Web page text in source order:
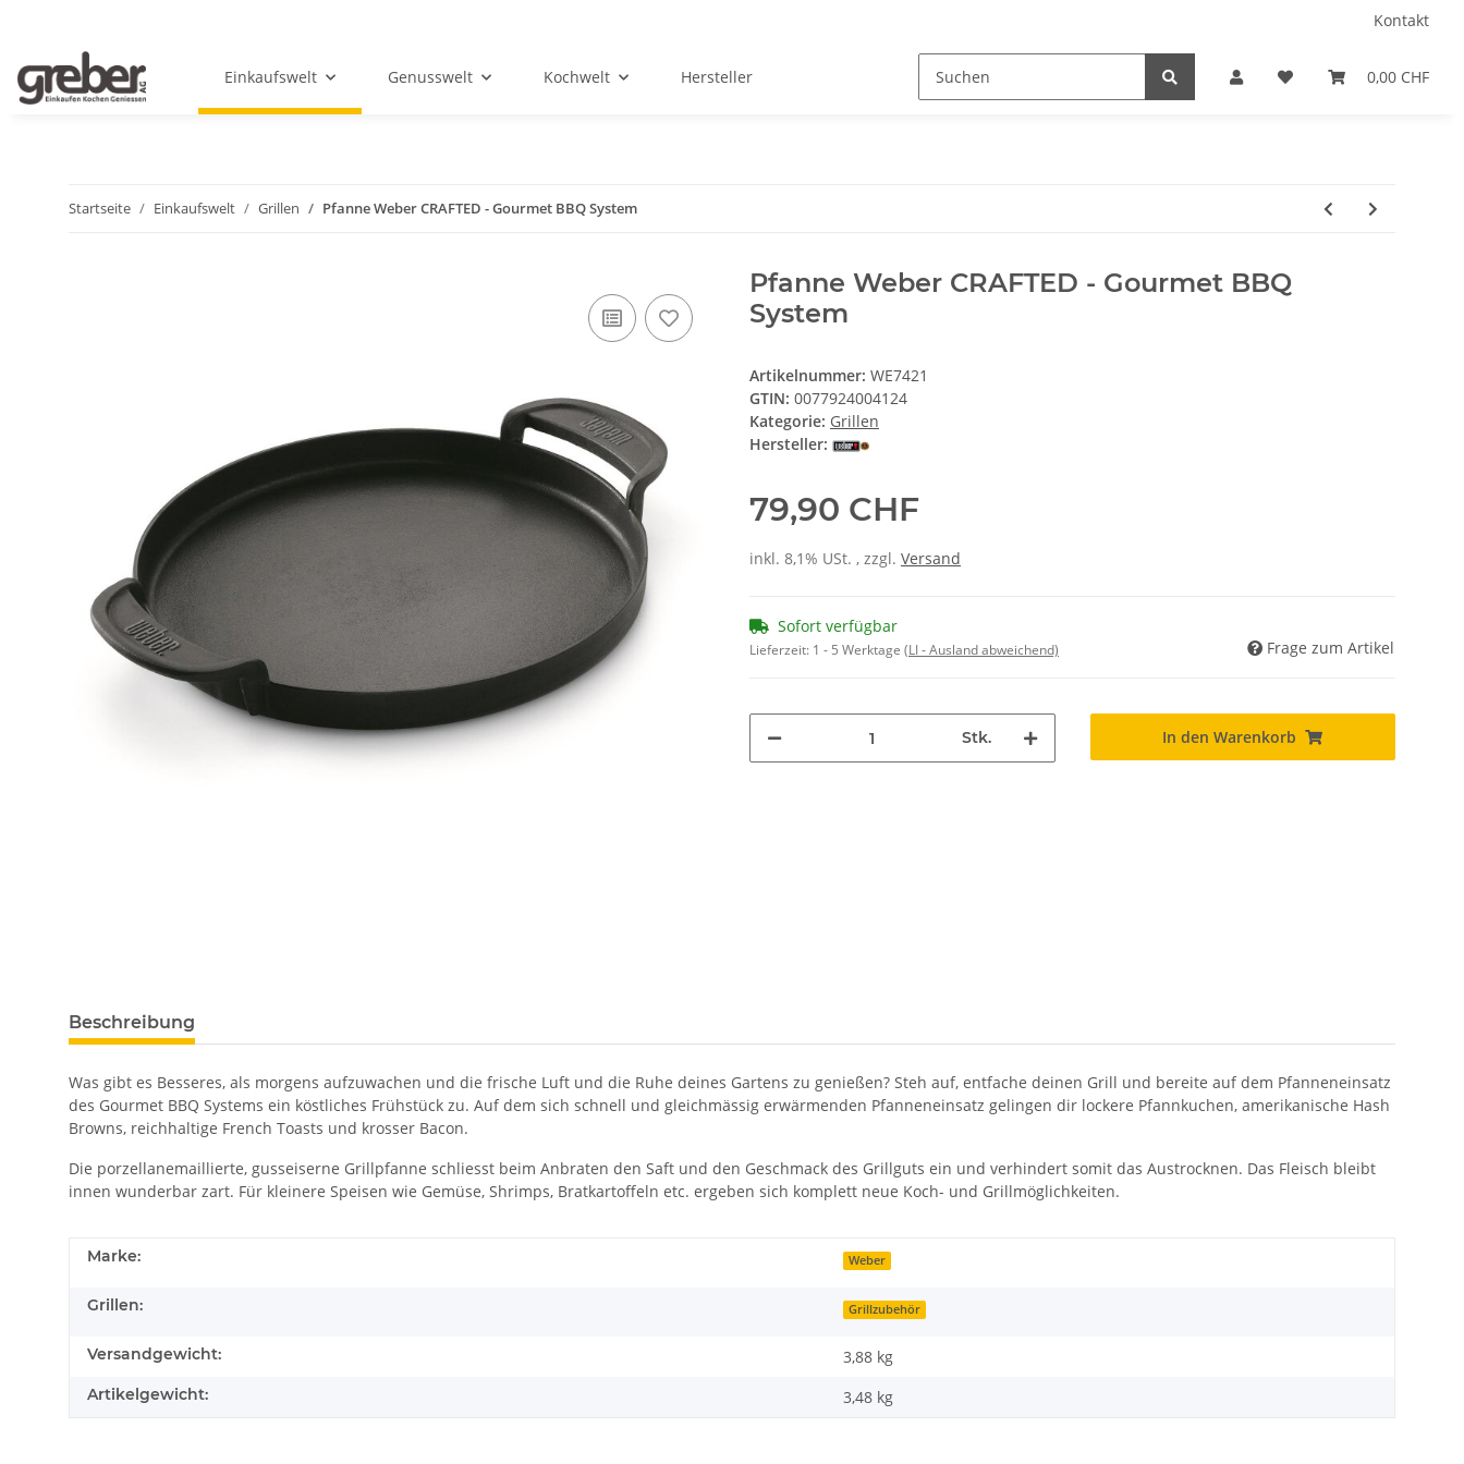
Kontakt
0,00 CHF
Einkaufswelt Genusswelt Kochwelt Hersteller
Startseite Einkaufswelt Grillen Pfanne Weber CRAFTED - Gourmet BBQ System
Pfanne Weber CRAFTED - Gourmet BBQ
System
Artikelnummer: WE7421
GTIN: 0077924004124
Kategorie: Grillen
Hersteller:
79,90 CHF
inkl. 8,1% USt. , zzgl. Versand
Sofort verfügbar
Lieferzeit: 1 - 5 Werktage (LI - Ausland abweichend) Frage zum Artikel
Stk. In den Warenkorb
Beschreibung
Was gibt es Besseres, als morgens aufzuwachen und die frische Luft und die Ruhe deines Gartens zu genießen? Steh auf, entfache deinen Grill und bereite auf dem Pfanneneinsatz
des Gourmet BBQ Systems ein köstliches Frühstück zu. Auf dem sich schnell und gleichmässig erwärmenden Pfanneneinsatz gelingen dir lockere Pfannkuchen, amerikanische Hash
Browns, reichhaltige French Toasts und krosser Bacon.
Die porzellanemaillierte, gusseiserne Grillpfanne schliesst beim Anbraten den Saft und den Geschmack des Grillguts ein und verhindert somit das Austrocknen. Das Fleisch bleibt
innen wunderbar zart. Für kleinere Speisen wie Gemüse, Shrimps, Bratkartoffeln etc. ergeben sich komplett neue Koch- und Grillmöglichkeiten.
Marke: Weber
Grillen: Grillzubehör
Versandgewicht: 3,88 kg
Artikelgewicht: 3,48 kg